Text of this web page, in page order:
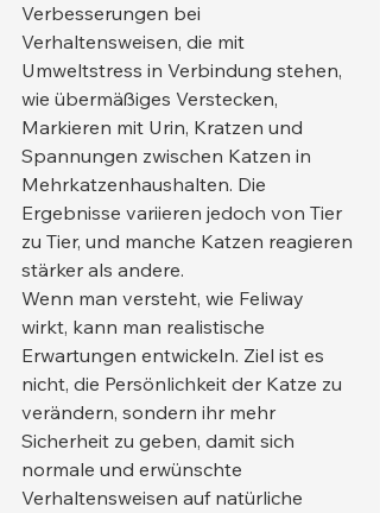
Verbesserungen bei
Verhaltensweisen, die mit
Umweltstress in Verbindung stehen,
wie übermäßiges Verstecken,
Markieren mit Urin, Kratzen und
Spannungen zwischen Katzen in
Mehrkatzenhaushalten. Die
Ergebnisse variieren jedoch von Tier
zu Tier, und manche Katzen reagieren
stärker als andere.
Wenn man versteht, wie Feliway
wirkt, kann man realistische
Erwartungen entwickeln. Ziel ist es
nicht, die Persönlichkeit der Katze zu
verändern, sondern ihr mehr
Sicherheit zu geben, damit sich
normale und erwünschte
Verhaltensweisen auf natürliche